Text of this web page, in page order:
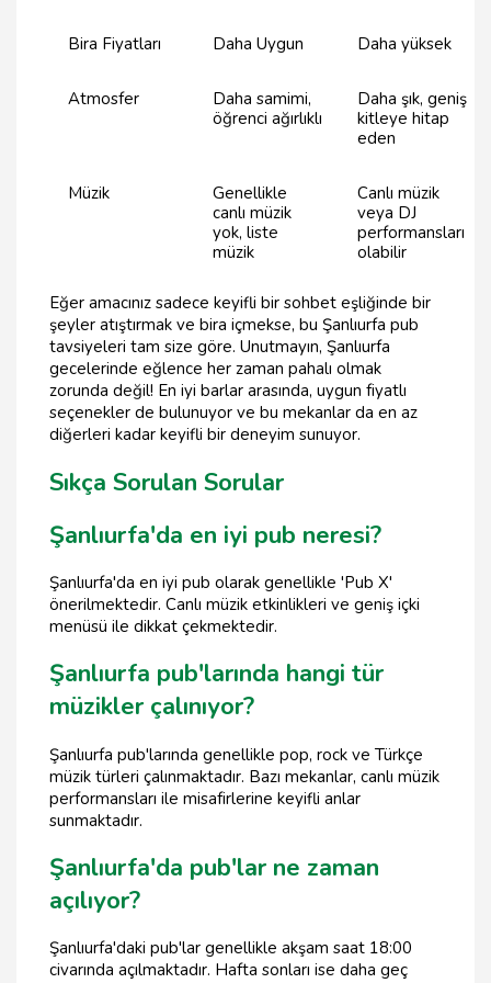
Bira Fiyatları Daha Uygun Daha yüksek
Atmosfer
Daha samimi,
öğrenci ağırlıklı
Daha şık, geniş
kitleye hitap
eden
Müzik
Genellikle
canlı müzik
yok, liste
müzik
Canlı müzik
veya DJ
performansları
olabilir
Eğer amacınız sadece keyifli bir sohbet eşliğinde bir
şeyler atıştırmak ve bira içmekse, bu Şanlıurfa pub
tavsiyeleri tam size göre. Unutmayın, Şanlıurfa
gecelerinde eğlence her zaman pahalı olmak
zorunda değil! En iyi barlar arasında, uygun fiyatlı
seçenekler de bulunuyor ve bu mekanlar da en az
diğerleri kadar keyifli bir deneyim sunuyor.
Sıkça Sorulan Sorular
Şanlıurfa'da en iyi pub neresi?
Şanlıurfa'da en iyi pub olarak genellikle 'Pub X'
önerilmektedir. Canlı müzik etkinlikleri ve geniş içki
menüsü ile dikkat çekmektedir.
Şanlıurfa pub'larında hangi tür
müzikler çalınıyor?
Şanlıurfa pub'larında genellikle pop, rock ve Türkçe
müzik türleri çalınmaktadır. Bazı mekanlar, canlı müzik
performansları ile misafirlerine keyifli anlar
sunmaktadır.
Şanlıurfa'da pub'lar ne zaman
açılıyor?
Şanlıurfa'daki pub'lar genellikle akşam saat 18:00
civarında açılmaktadır. Hafta sonları ise daha geç